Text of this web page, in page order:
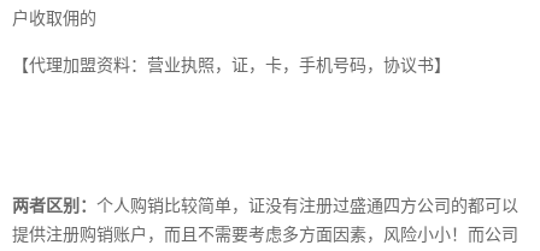
户收取佣的
【代理加盟资料：营业执照，证，卡，手机号码，协议书】
两者区别： 个人购销比较简单，证没有注册过盛通四方公司的都可以
提供注册购销账户，而且不需要考虑多方面因素，风险小小！而公司